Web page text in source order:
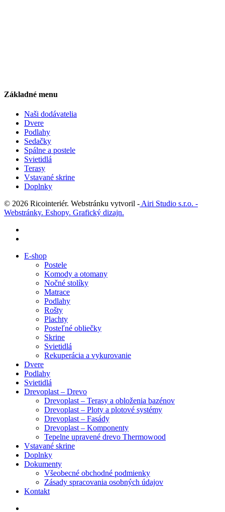
Základné menu
Naši dodávatelia
Dvere
Podlahy
Sedačky
Spálne a postele
Svietidlá
Terasy
Vstavané skrine
Doplnky
© 2026 Ricointeriér. Webstránku vytvoril - Airi Studio s.r.o. -
Webstránky. Eshopy. Grafický dizajn.
Close
E-shop
Postele
Komody a otomany
Nočné stolíky
Matrace
Podlahy
Rošty
Plachty
Posteľné obliečky
Skrine
Svietidlá
Rekuperácia a vykurovanie
Dvere
Podlahy
Svietidlá
Drevoplast – Drevo
Drevoplast – Terasy a obloženia bazénov
Drevoplast – Ploty a plotové systémy
Drevoplast – Fasády
Drevoplast – Komponenty
Tepelne upravené drevo Thermowood
Vstavané skrine
Doplnky
Dokumenty
Všeobecné obchodné podmienky
Zásady spracovania osobných údajov
Kontakt